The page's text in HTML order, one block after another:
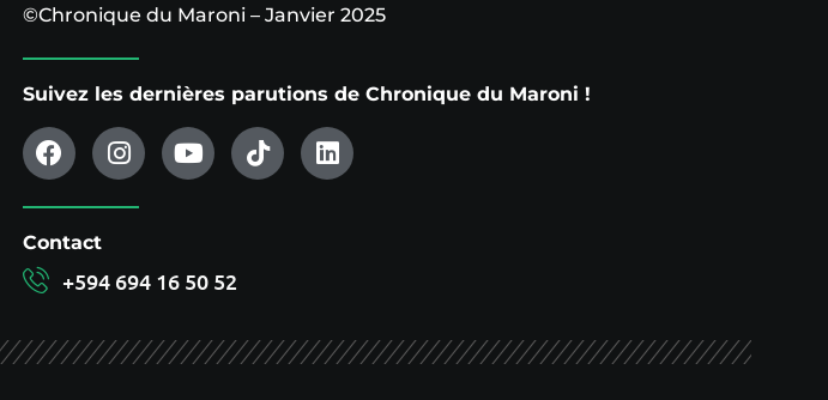
©Chronique du Maroni – Janvier 2025
Suivez les dernières parutions de Chronique du Maroni !
Contact
+594 694 16 50 52